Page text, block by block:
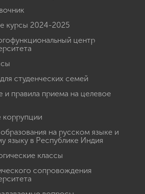
курсы 2024-2025
центр
студенческих семей
и правила приема на целевое
коррупции
на русском языке и
языку в Республике Индия
классы
сопровождения